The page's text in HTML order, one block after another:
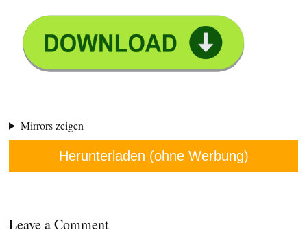
Mirrors zeigen
Herunterladen (ohne Werbung)
Leave a Comment